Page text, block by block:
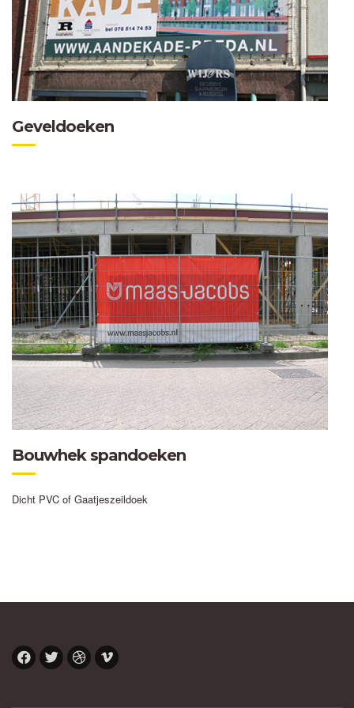
Geveldoeken
Bouwhek spandoeken
Dicht PVC of Gaatjeszeildoek